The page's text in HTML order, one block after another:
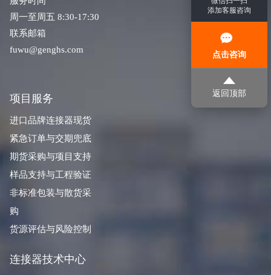
添加客服咨询
点击咨询
返回顶部
周一至周五 8:30-17:30
联系邮箱
fuwu@genghs.com
项目服务
进口品牌连接器现货
紧急订单与交期兜底
期货采购与项目支持
样品支持与工程验证
非标准包装与散货采
购
货源评估与风险控制
连接器技术中心